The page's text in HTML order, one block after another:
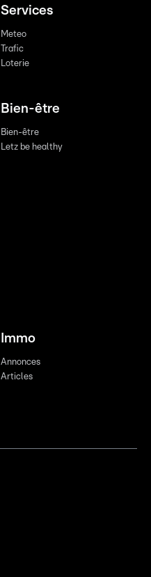
Services
Meteo
Trafic
Loterie
Bien-être
Bien-être
Letz be healthy
Immo
Annonces
Articles